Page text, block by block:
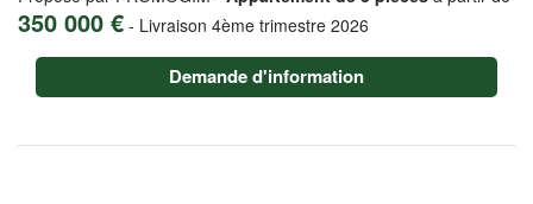
350 000 € - Livraison 4ème trimestre 2026
Demande d'information